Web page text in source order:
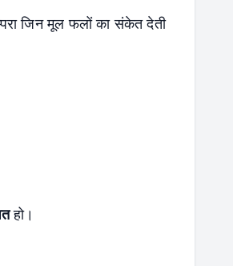
जिन मूल फलों का संकेत देती
हो।